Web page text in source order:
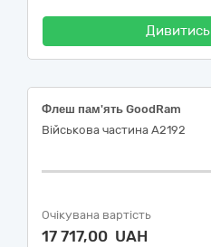
Дивитись
Флеш пам'ять GoodRam
Військова частина А2192
Очікувана вартість
17 717,00 UAH